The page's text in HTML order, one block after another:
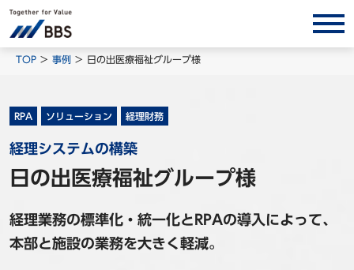
サービス/ソリューション
製品・ソリューション
インサイト
ホワイトペーパー
TOP 事例 日の出医療福祉グループ様
RPA ソリューション 経理財務
経理システムの構築
日の出医療福祉グループ様
経理業務の標準化・統一化とRPAの導入によって、
本部と施設の業務を大きく軽減。